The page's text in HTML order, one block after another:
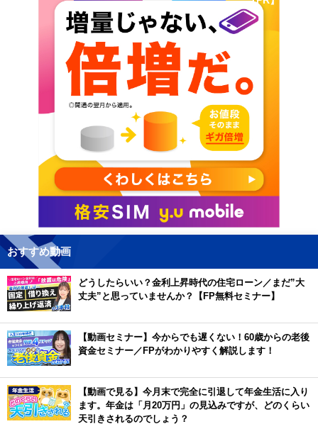
おすすめ動画
どうしたらいい？金利上昇時代の住宅ローン／まだ”大
丈夫”と思っていませんか？【FP無料セミナー】
【動画セミナー】今からでも遅くない！60歳からの老後
資金セミナー／FPがわかりやすく解説します！
【動画で見る】今月末で完全に引退して年金生活に入り
ます。年金は「月20万円」の見込みですが、どのくらい
天引きされるのでしょう？